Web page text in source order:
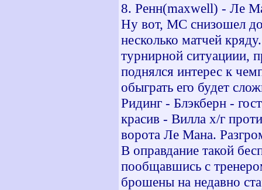
8. Ренн(maxwell) - Ле
Ну вот, MC снизошел
несколько матчей
турнирной ситуациии,
поднялся интерес к
обыграть его будет
Ридинг - Блэкберн -
красив - Вилла х/г
ворота Ле Мана.
В оправдание такой
пообщавшись с
брошены на недавно